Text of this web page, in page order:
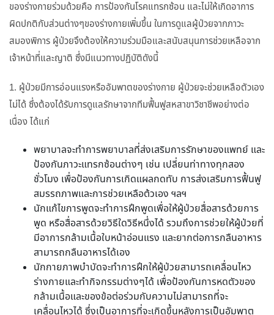
ของร่างกายร่วมด้วยคือ การป้องกันโรคแทรกซ้อน และไม่ให้เกิดอาการ
ผิดปกติกับส่วนต่างๆของร่างกายเพิ่มขึ้น ในการดูแลผู้ป่วยจากภาวะ
สมองพิการ ผู้ป่วยจึงต้องให้ความร่วมมือและสนับสนุนการช่วยเหลือจาก
เจ้าหน้าที่และญาติ ซึ่งมีแนวทางปฏิบัติดังนี้
1. ผู้ป่วยมีการอ่อนแรงหรืออัมพาตของร่างกาย ผู้ป่วยจะช่วยเหลือตัวเอง
ไม่ได้ ซึ่งต้องได้รับการดูแลรักษาจากทีมฟื้นฟูสหสาขาวิชาชีพอย่างต่อ
เนื่อง ได้แก่
พยาบาลจะทำการพยาบาลที่ส่งเสริมการรักษาของแพทย์ และ
ป้องกันภาวะแทรกซ้อนต่างๆ เช่น เปลี่ยนท่าทางทุกสอง
ชั่วโมง เพื่อป้องกันการเกิดแผลกดทับ การส่งเสริมการฟื้นฟู
สมรรถภาพและการช่วยเหลือต้วเอง ฯลฯ
นักแก้ไขการพูดจะทำการฝึกพูดเพื่อให้ผู้ป่วยสื่อสารด้วยการ
พูด หรือสื่อสารด้วยวิธีใดวิธีหนึ่งได้ รวมถึงการช่วยให้ผู้ป่วยที่
มีอาการกล้ามเนื้อใบหน้าอ่อนแรง และยากต่อการกลืนอาหาร
สามารถกลืนอาหารได้เอง
นักกายภาพบำบัดจะทำการฝึกให้ผู้ป่วยสามารถเคลื่อนไหว
ร่างกายและทำกิจกรรมต่างๆได้ เพื่อป้องกันการหดตัวของ
กล้ามเนื้อและของข้อต่อร่วมกับความไม่สามารถที่จะ
เคลื่อนไหวได้ ซึ่งเป็นอาการที่จะเกิดขึ้นหลังการเป็นอัมพาต